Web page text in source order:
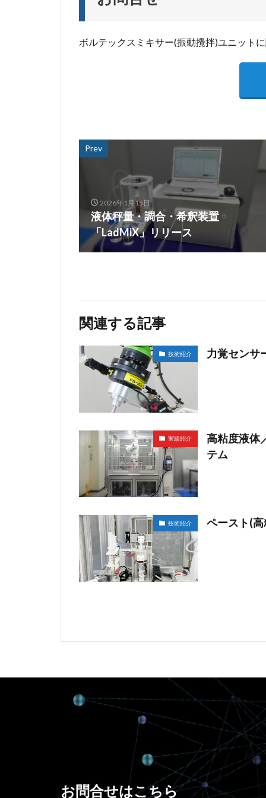
ボルテックスミキサー(振動攪拌)ユニット
Prev
2026年1月15日
液体秤量・調合・希釈装置
「LadMiX」リリース
関連する記事
技術紹介 力覚センサ
実績紹介
高粘度液体
テム
技術紹介 ペースト(
お問合せはこちら